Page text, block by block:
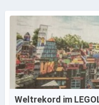
Weltrekord im